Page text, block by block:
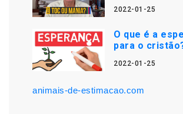
2022-01-25
O que é a
para o
2022-01-25
animais-de-estimacao.com